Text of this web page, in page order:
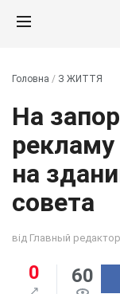
Головна / З ЖИТТЯ
На
на
совета
від Главный редактор
0 60